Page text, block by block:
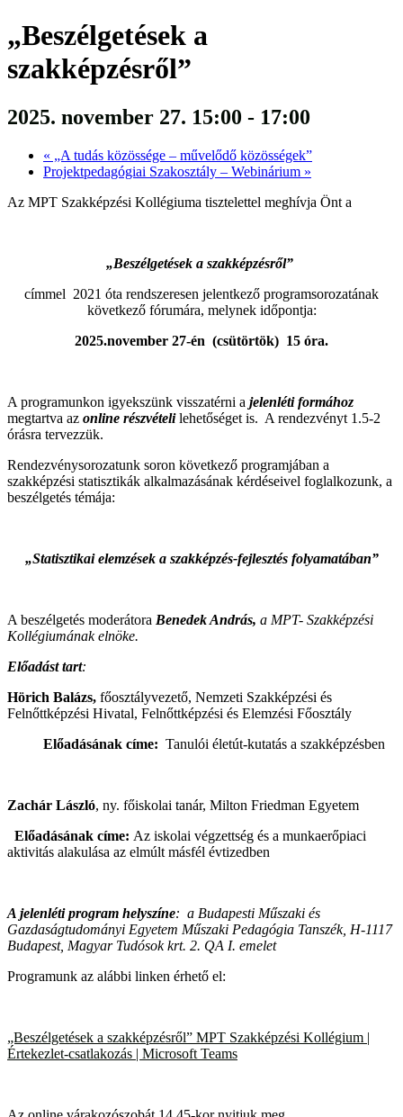
„Beszélgetések a
szakképzésről”
2025. november 27. 15:00 - 17:00
« „A tudás közössége – művelődő közösségek”
Projektpedagógiai Szakosztály – Webinárium »
Az MPT Szakképzési Kollégiuma tisztelettel meghívja Önt a
„Beszélgetések a szakképzésről”
címmel 2021 óta rendszeresen jelentkező programsorozatának
következő fórumára, melynek időpontja:
2025.november 27-én (csütörtök) 15 óra.
A programunkon igyekszünk visszatérni a jelenléti formához
megtartva az online részvételilehetőséget is. A rendezvényt 1.5-2
órásra tervezzük.
Rendezvénysorozatunk soron következő programjában a
szakképzési statisztikák alkalmazásának kérdéseivel foglalkozunk, a
beszélgetés témája:
„Statisztikai elemzések a szakképzés-fejlesztés folyamatában”
A beszélgetés moderátora Benedek András, a MPT- Szakképzési
Kollégiumának elnöke.
Előadást tart:
Hörich Balázs, főosztályvezető, Nemzeti Szakképzési és
Felnőttképzési Hivatal, Felnőttképzési és Elemzési Főosztály
Előadásának címe: Tanulói életút-kutatás a szakképzésben
Zachár László, ny. főiskolai tanár, Milton Friedman Egyetem
Előadásának címe: Az iskolai végzettség és a munkaerőpiaci
aktivitás alakulása az elmúlt másfél évtizedben
A jelenléti program helyszíne: a Budapesti Műszaki és
Gazdaságtudományi Egyetem Műszaki Pedagógia Tanszék, H-1117
Budapest, Magyar Tudósok krt. 2. QA I. emelet
Programunk az alábbi linken érhető el:
„Beszélgetések a szakképzésről” MPT Szakképzési Kollégium |
Értekezlet-csatlakozás | Microsoft Teams